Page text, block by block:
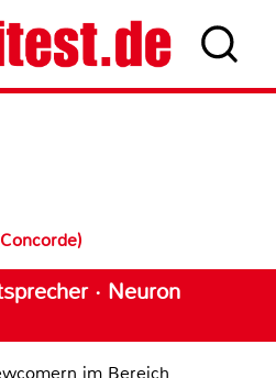
· Neuron
im Bereich